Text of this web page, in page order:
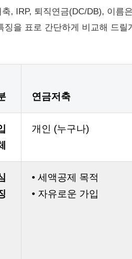
축, IRP, 퇴직연금(DC/DB), 이름
징을 표로 간단하게 비교해 드
연금저축
개인 (누구나)
• 세액공제 목적
• 자유로운 가입